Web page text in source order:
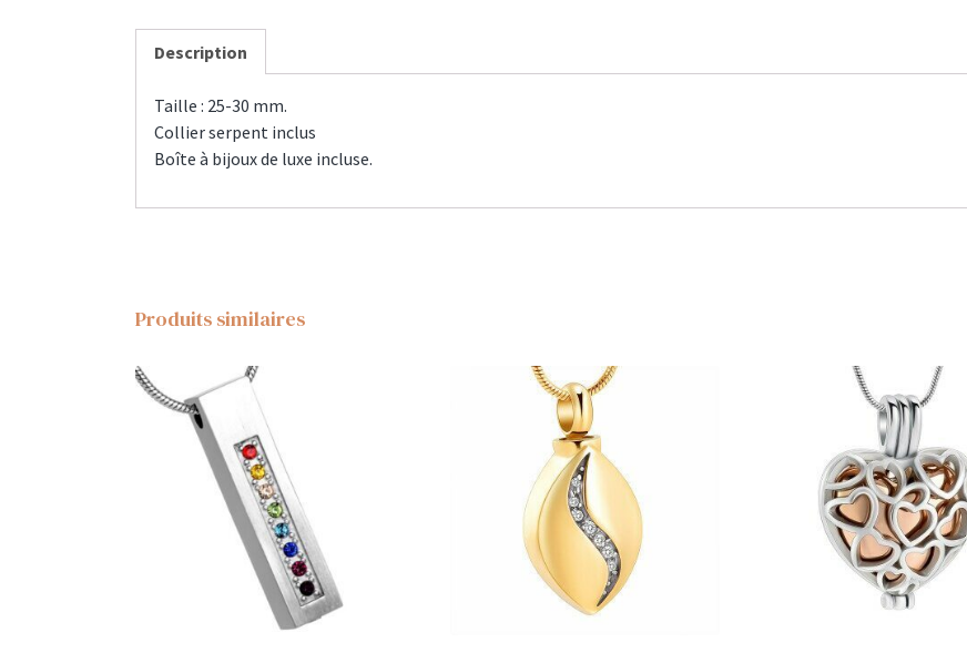
Description
Taille : 25-30 mm.
Collier serpent inclus
Boîte à bijoux de luxe incluse.
Produits similaires